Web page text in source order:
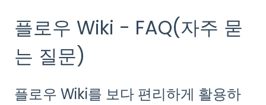
플로우 Wiki - FAQ(자주 묻
는 질문)
플로우 Wiki를 보다 편리하게 활용하